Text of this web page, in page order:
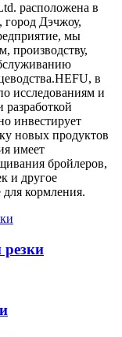
расположена в
город Дэчжоу,
мы
производству,
в
исследованиям и
разработкой
инвестирует
новых продуктов
имеет
бройлеров,
и другое
для кормления.
резки